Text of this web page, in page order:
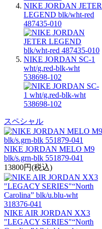
NIKE JORDAN JETER
LEGEND blk/wht-red
487435-010
NIKE JORDAN SC-1
wht/g.red-blk-wht
538698-102
スペシャル
NIKE JORDAN MELO M9
blk/s.grn-blk 551879-041
13800円(税込)
NIKE AIR JORDAN XX3
"LEGACY SERIES"“North